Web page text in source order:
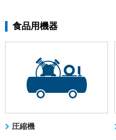
食品用機器
圧縮機